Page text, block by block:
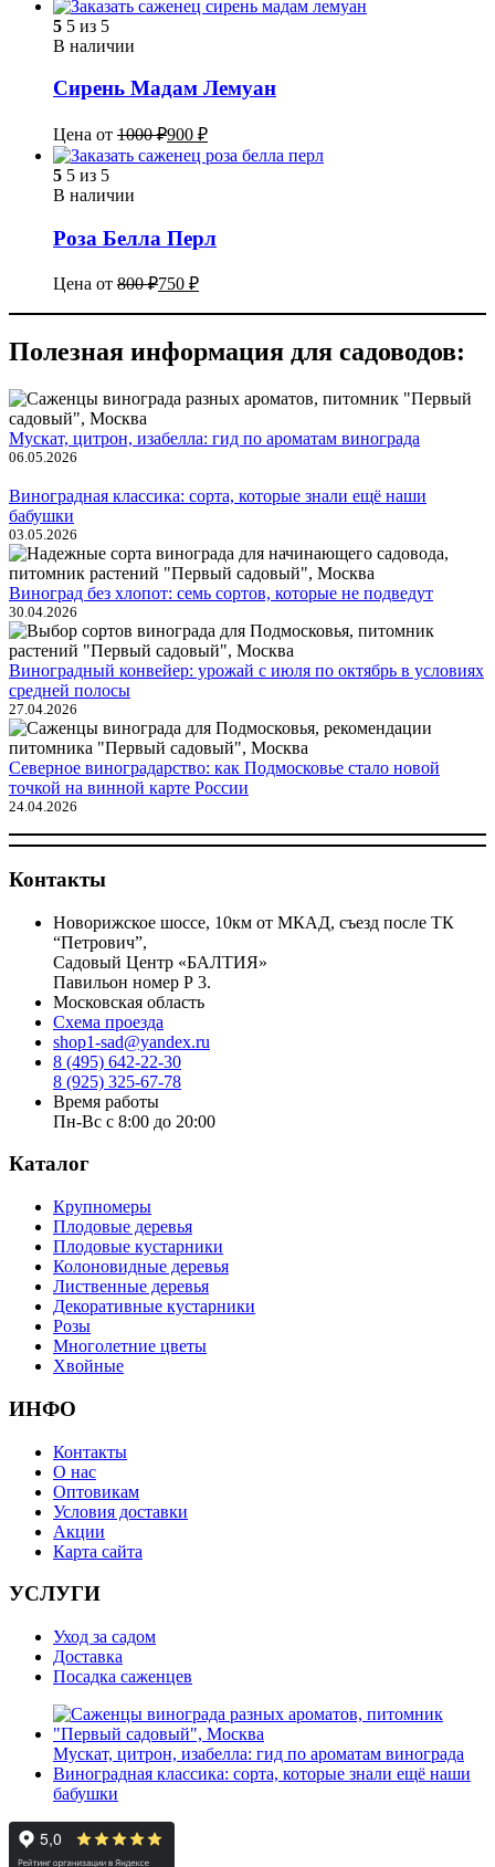
5 5 из 5
В наличии
Сирень Мадам Лемуан
Цена от 1000₽900 ₽
5 5 из 5
В наличии
Роза Белла Перл
Цена от 800₽750 ₽
Полезная информация для садоводов:
Мускат, цитрон, изабелла: гид по ароматам винограда
06.05.2026
Виноградная классика: сорта, которые знали ещё наши
бабушки
03.05.2026
Виноград без хлопот: семь сортов, которые не подведут
30.04.2026
Виноградный конвейер: урожай с июля по октябрь в условиях
средней полосы
27.04.2026
Северное виноградарство: как Подмосковье стало новой
точкой на винной карте России
24.04.2026
Контакты
Новорижское шоссе, 10км от МКАД, съезд после ТК
“Петрович”,
Садовый Центр «БАЛТИЯ»
Павильон номер Р 3.
Московская область
Схема проезда
shop1-sad@yandex.ru
8 (495) 642-22-30
8 (925) 325-67-78
Время работы
Пн-Вс с 8:00 до 20:00
Каталог
Крупномеры
Плодовые деревья
Плодовые кустарники
Колоновидные деревья
Лиственные деревья
Декоративные кустарники
Розы
Многолетние цветы
Хвойные
ИНФО
Контакты
О нас
Оптовикам
Условия доставки
Акции
Карта сайта
УСЛУГИ
Уход за садом
Доставка
Посадка саженцев
Мускат, цитрон, изабелла: гид по ароматам винограда
Виноградная классика: сорта, которые знали ещё наши
бабушки